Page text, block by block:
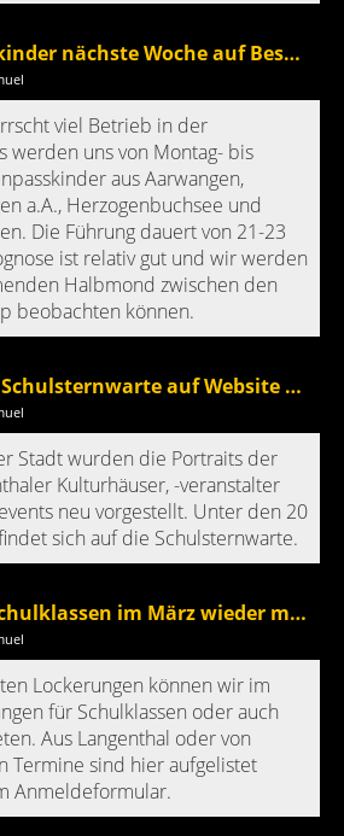
Viele Ferienpasskinder nächste Woche auf Besuch
viel Betrieb in der
werden uns von Montag- bis
aus Aarwangen,
a.A., Herzogenbuchsee und
Die Führung dauert von 21-23
ist relativ gut und wir werden
Halbmond zwischen den
beobachten können.
Kurzportrait der Schulsternwarte auf Website Stadt Langennthal
Stadt wurden die Portraits der
Kulturhäuser, -veranstalter
neu vorgestellt. Unter den 20
sich auf die Schulsternwarte.
Führungen für Schulklassen im März wieder möglich
Lockerungen können wir im
für Schulklassen oder auch
Aus Langenthal oder von
Termine sind hier aufgelistet
Anmeldeformular.